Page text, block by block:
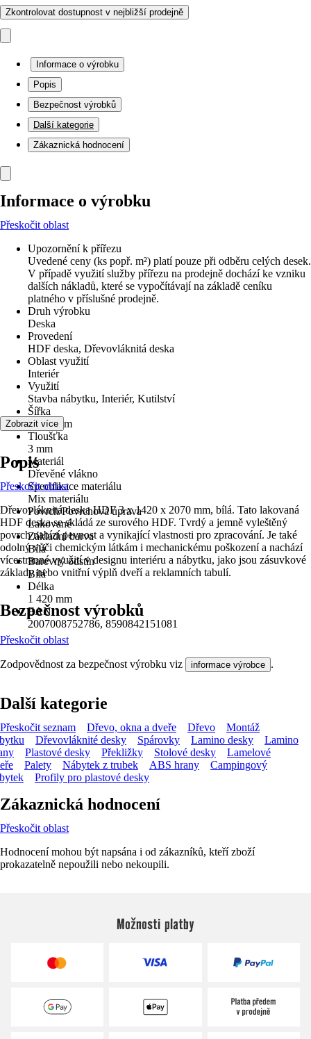
Zkontrolovat dostupnost v nejbližší prodejně
Informace o výrobku
Popis
Bezpečnost výrobků
Další kategorie
Zákaznická hodnocení
Informace o výrobku
Přeskočit oblast
Upozornění k přířezu
Uvedené ceny (ks popř. m²) platí pouze při odběru celých desek.
V případě využití služby přířezu na prodejně dochází ke vzniku
dalších nákladů, které se vypočítávají na základě ceníku
platného v příslušné prodejně.
Druh výrobku
Deska
Provedení
HDF deska, Dřevovláknitá deska
Oblast využití
Interiér
Využití
Stavba nábytku, Interiér, Kutilství
Šířka
2 070 mm
Tloušťka
3 mm
Materiál
Dřevěné vlákno
Specifikace materiálu
Mix materiálu
Povrch/Povrchová úprava
Lakované
Základní barva
Bílá
Barevný odstín
Bílá
Délka
1 420 mm
EAN
2007008752786, 8590842151081
Zobrazit více
Popis
Přeskočit oblast
Dřevovláknitá deska HDF 3 x 1420 x 2070 mm, bílá. Tato lakovaná
HDF deska se skládá ze surového HDF. Tvrdý a jemně vyleštěný
povrch nabízí pevnost a vynikající vlastnosti pro zpracování. Je také
odolný vůči chemickým látkám i mechanickému poškození a nachází
vícestranné využití v designu interiéru a nábytku, jako jsou zásuvkové
základy nebo vnitřní výplň dveří a reklamních tabulí.
Bezpečnost výrobků
Přeskočit oblast
Zodpovědnost za bezpečnost výrobku viz informace výrobce .
Další kategorie
Přeskočit seznam Dřevo, okna a dveře Dřevo
Montáž
Dřevovláknité desky Spárovky Lamino desky
Lamino
Plastové desky Překližky Stolové desky
Lamelové
Palety Nábytek z trubek ABS hrany
Campingový
Profily pro plastové desky
Zákaznická hodnocení
Přeskočit oblast
Hodnocení mohou být napsána i od zákazníků, kteří zboží
prokazatelně nepoužili nebo nekoupili.
Možnosti platby